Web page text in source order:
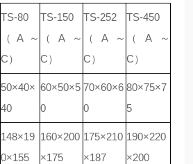
TS-80
（A～
C）
TS-150
（A～
C）
TS-252
（A～
C）
TS-450
（A～
C）
50×40×
40
60×50×5
0
70×60×6
0
80×75×7
5
148×19
0×155
160×200
×175
175×210
×187
190×220
×200